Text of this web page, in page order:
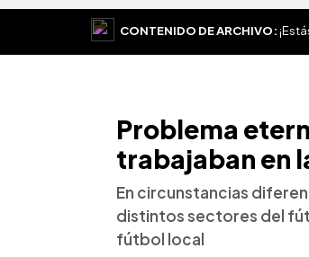
CONTENIDO DE ARCHIVO:
Problema
trabajaban en
En circunstancias
distintos sectores del
fútbol local